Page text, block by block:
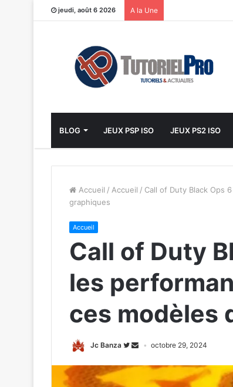
jeudi, août 6 2026 A la Une
BLOG JEUX PSP ISO JEUX PS2 ISO
Accueil / Accueil / Call of Duty Black Ops
graphiques
Accueil
Call of Duty
les
ces modèles
Jc Banza octobre 29, 2024